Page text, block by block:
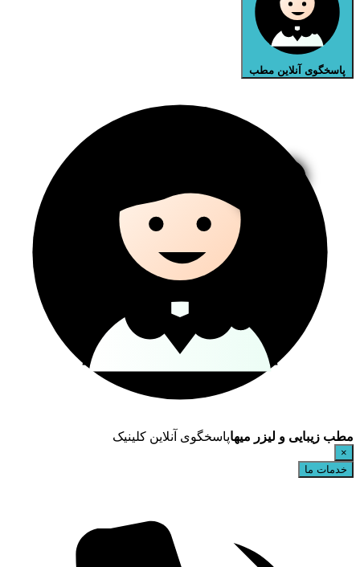
پاسخگوی آنلاین مطب
مطب زیبایی و لیزر میهاپاسخگوی آنلاین کلینیک
×
خدمات ما